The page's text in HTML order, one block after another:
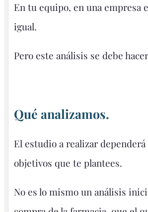
En tu equipo, en una empresa
igual.
Pero este análisis se debe
Qué analizamos.
El estudio a realizar dependerá
objetivos que te plantees.
No es lo mismo un análisis